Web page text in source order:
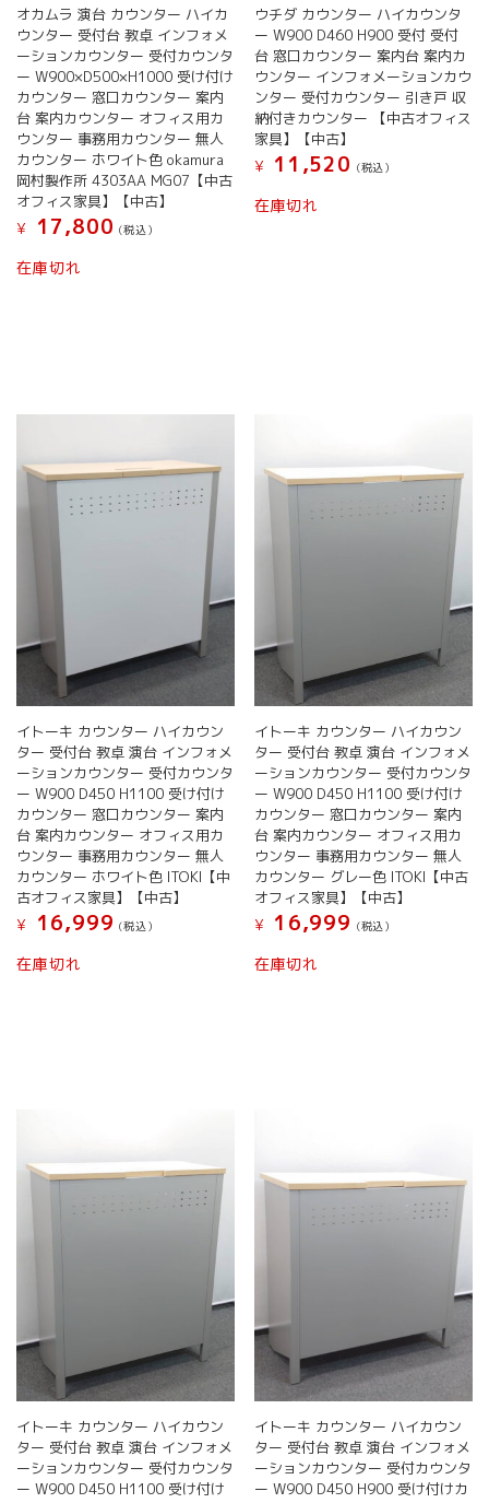
オカムラ 演台 カウンター ハイカ
ウンター 受付台 教卓 インフォメ
ーションカウンター 受付カウンタ
ー W900×D500×H1000 受け付け
カウンター 窓口カウンター 案内
台 案内カウンター オフィス用カ
ウンター 事務用カウンター 無人
カウンター ホワイト色 okamura
岡村製作所 4303AA MG07【中古
オフィス家具】【中古】
¥
17,800 (税込）
在庫切れ
ウチダ カウンター ハイカウンタ
ー W900 D460 H900 受付 受付
台 窓口カウンター 案内台 案内カ
ウンター インフォメーションカウ
ンター 受付カウンター 引き戸 収
納付きカウンター 【中古オフィス
家具】【中古】
¥
11,520 (税込）
在庫切れ
イトーキ カウンター ハイカウン
ター 受付台 教卓 演台 インフォメ
ーションカウンター 受付カウンタ
ー W900 D450 H1100 受け付け
カウンター 窓口カウンター 案内
台 案内カウンター オフィス用カ
ウンター 事務用カウンター 無人
カウンター ホワイト色 ITOKI【中
古オフィス家具】【中古】
¥
16,999 (税込）
在庫切れ
イトーキ カウンター ハイカウン
ター 受付台 教卓 演台 インフォメ
ーションカウンター 受付カウンタ
ー W900 D450 H1100 受け付け
カウンター 窓口カウンター 案内
台 案内カウンター オフィス用カ
ウンター 事務用カウンター 無人
カウンター グレー色 ITOKI【中古
オフィス家具】【中古】
¥
16,999 (税込）
在庫切れ
イトーキ カウンター ハイカウン
ター 受付台 教卓 演台 インフォメ
ーションカウンター 受付カウンタ
ー W900 D450 H1100 受け付け
イトーキ カウンター ハイカウン
ター 受付台 教卓 演台 インフォメ
ーションカウンター 受付カウンタ
ー W900 D450 H900 受け付けカ